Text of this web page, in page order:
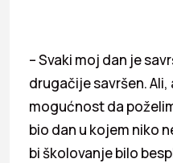
– Svaki moj dan je
drugačije savršen. Ali,
mogućnost da
bio dan u kojem niko
bi školovanje bilo